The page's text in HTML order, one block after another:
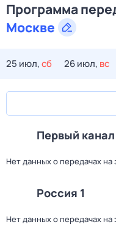
Программа
Москве
25 июл,сб 26 июл, вс
Первый канал
Нет данных о передачах на
Россия 1
Нет данных о передачах на